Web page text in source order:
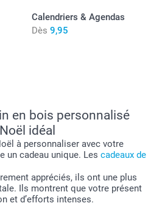
Calendriers & Agendas
Dès 9,95
en bois personnalisé
idéal
à personnaliser avec votre
un cadeau unique. Les cadeaux de
appréciés, ils ont une plus
Ils montrent que votre présent
et d’efforts intenses.